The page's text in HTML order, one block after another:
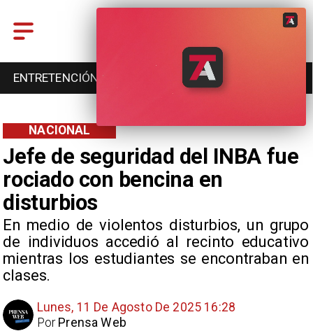
ENTRETENCIÓN
Jefe de seguridad del INBA fue
rociado con bencina en
disturbios
En medio de violentos disturbios, un grupo
de individuos accedió al recinto educativo
mientras los estudiantes se encontraban en
clases.
NACIONAL
Lunes, 11 De Agosto De 2025 16:28
Prensa Web
Por